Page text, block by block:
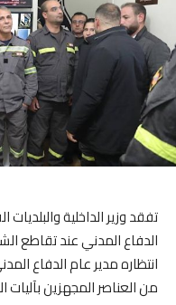
تفقد وزير الداخلية
الدفاع المدني عند تقاطع
انتظاره مدير عام الدفاع
من العناصر المجهزين